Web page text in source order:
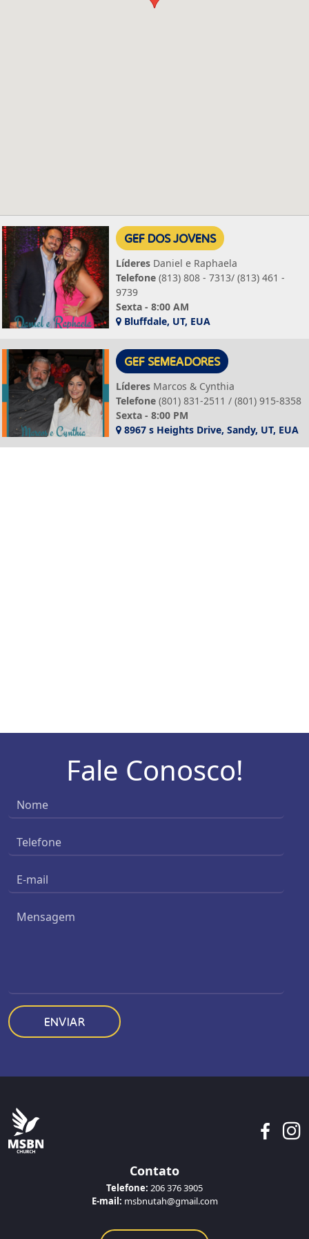
GEF DOS JOVENS
LíderesDaniel e Raphaela
Telefone(813) 808 - 7313/ (813) 461 -
9739
Sexta - 8:00 AM
Bluffdale, UT, EUA
GEF SEMEADORES
LíderesMarcos & Cynthia
Telefone(801) 831-2511 / (801) 915-8358
Sexta - 8:00 PM
8967 s Heights Drive, Sandy, UT, EUA
Fale Conosco!
ENVIAR
Contato
Telefone: 206 376 3905
E-mail: msbnutah@gmail.com